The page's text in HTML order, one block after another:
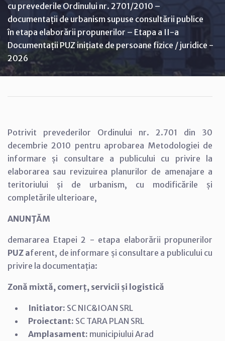
cu prevederile Ordinului nr. 2701/2010 –
documentații de urbanism supuse consultării publice
în etapa elaborării propunerilor – Etapa a II-a
Documentații PUZ inițiate de persoane fizice / juridice -
2026
Potrivit prevederilor Ordinului nr. 2.701 din 30
decembrie 2010 pentru aprobarea Metodologiei de
informare și consultare a publicului cu privire la
elaborarea sau revizuirea planurilor de amenajare a
teritoriului și de urbanism, cu modificările și
completările ulterioare,
ANUNŢĂM
demararea Etapei 2 - etapa elaborării propunerilor
PUZ aferent, de informare și consultare a publicului cu
privire la documentația:
Zonă mixtă, comerț, servicii și logistică
Initiator: SC NIC&IOAN SRL
Proiectant: SC TARA PLAN SRL
Amplasament: municipiului Arad